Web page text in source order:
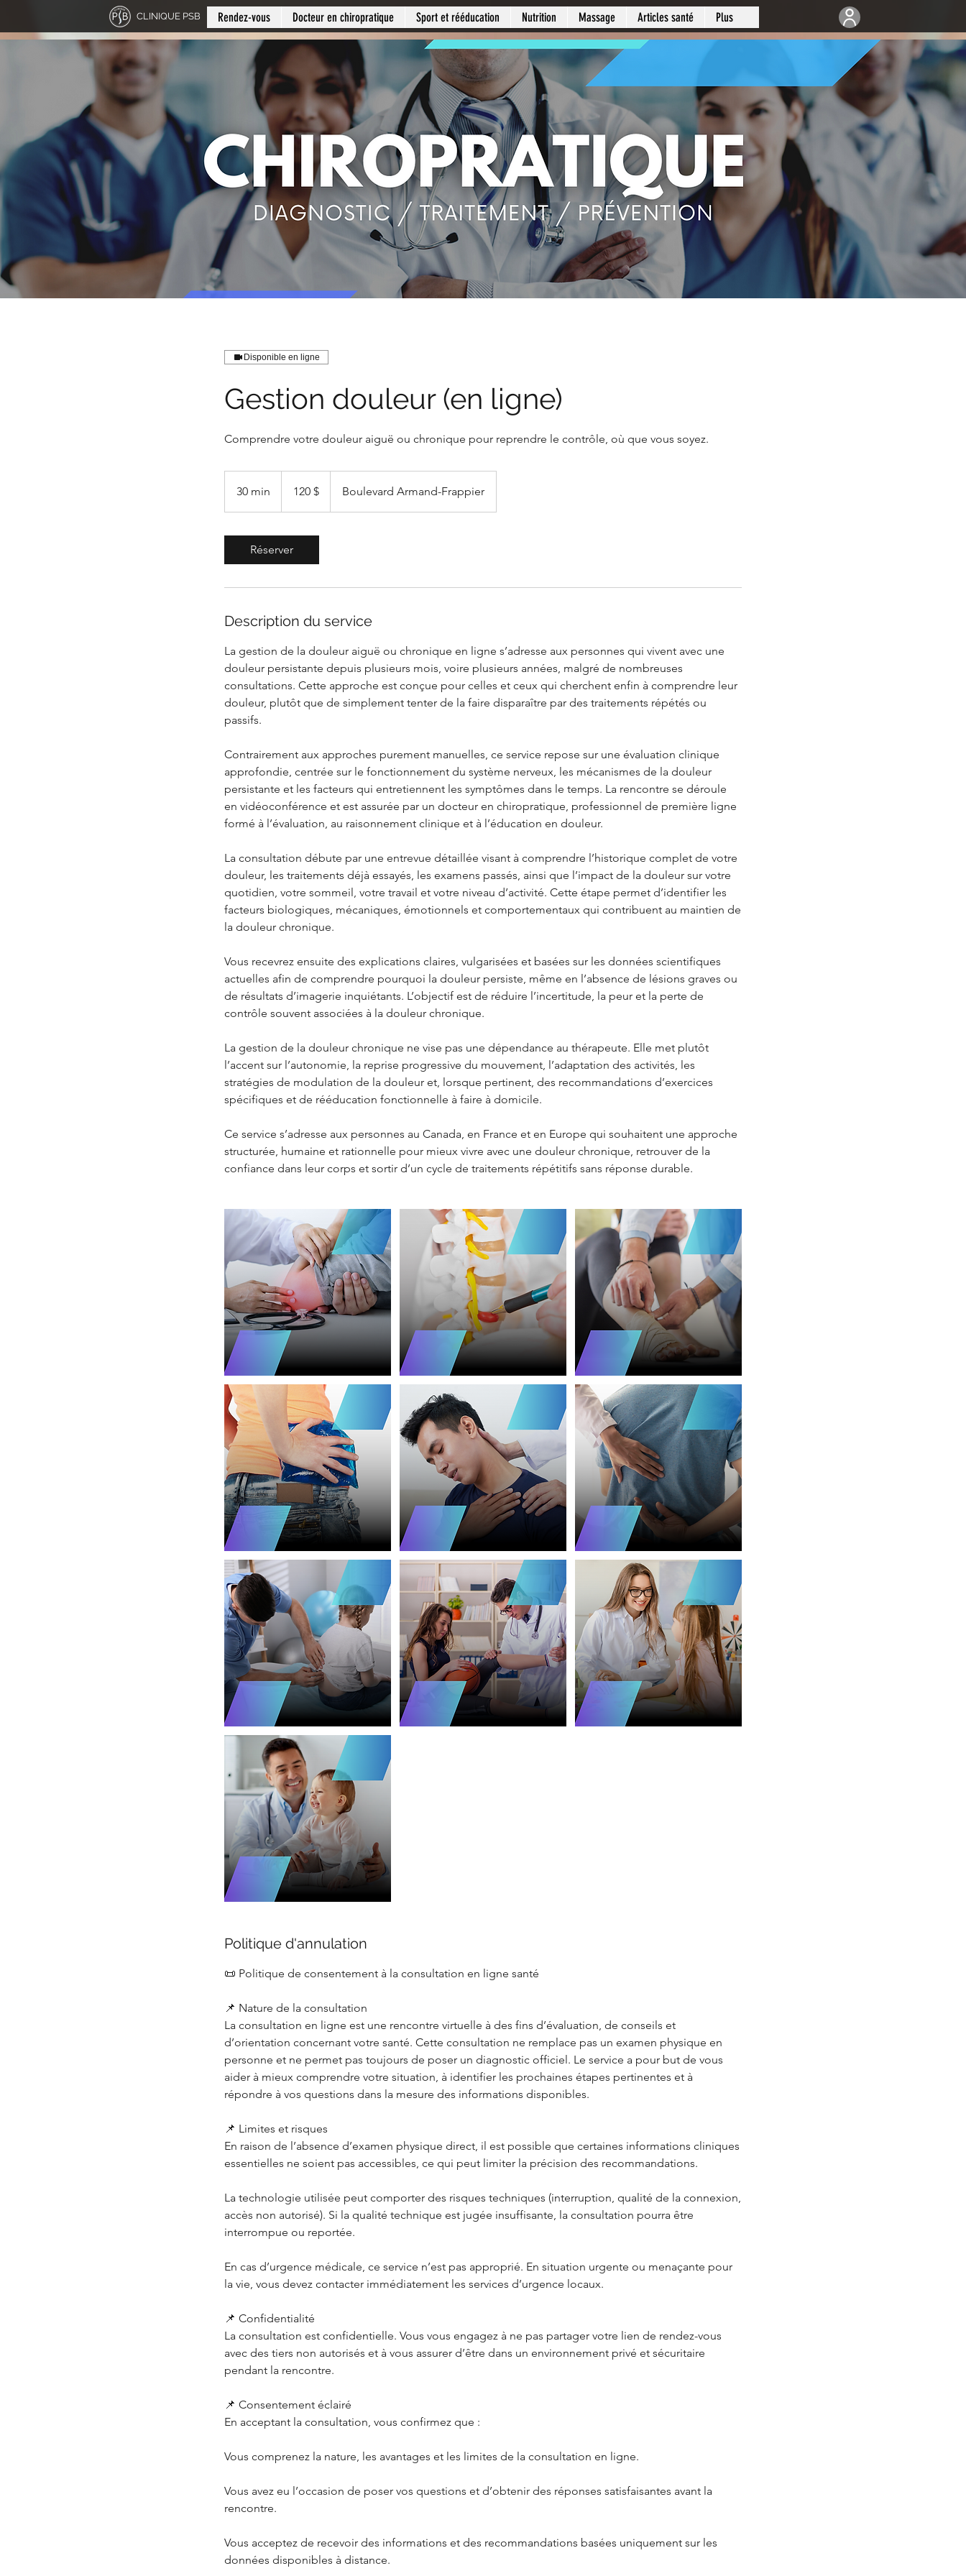
CLINIQUE PSB Rendez-vous Docteur en chiropratique Sport et rééducation Nutrition Massage Articles santé Plus
Disponible en ligne
Gestion douleur (en ligne)
Comprendre votre douleur aiguë ou chronique pour reprendre le contrôle, où que vous soyez.
30 min
0
120 $ Boulevard Armand-Frappier
Réserver
Description du service
La gestion de la douleur aiguë ou chronique en ligne s’adresse aux personnes qui vivent avec une
douleur persistante depuis plusieurs mois, voire plusieurs années, malgré de nombreuses
consultations. Cette approche est conçue pour celles et ceux qui cherchent enfin à comprendre leur
douleur, plutôt que de simplement tenter de la faire disparaître par des traitements répétés ou
passifs.
Contrairement aux approches purement manuelles, ce service repose sur une évaluation clinique
approfondie, centrée sur le fonctionnement du système nerveux, les mécanismes de la douleur
persistante et les facteurs qui entretiennent les symptômes dans le temps. La rencontre se déroule
en vidéoconférence et est assurée par un docteur en chiropratique, professionnel de première ligne
formé à l’évaluation, au raisonnement clinique et à l’éducation en douleur.
La consultation débute par une entrevue détaillée visant à comprendre l’historique complet de votre
douleur, les traitements déjà essayés, les examens passés, ainsi que l’impact de la douleur sur votre
quotidien, votre sommeil, votre travail et votre niveau d’activité. Cette étape permet d’identifier les
facteurs biologiques, mécaniques, émotionnels et comportementaux qui contribuent au maintien de
la douleur chronique.
Vous recevrez ensuite des explications claires, vulgarisées et basées sur les données scientifiques
actuelles afin de comprendre pourquoi la douleur persiste, même en l’absence de lésions graves ou
de résultats d’imagerie inquiétants. L’objectif est de réduire l’incertitude, la peur et la perte de
contrôle souvent associées à la douleur chronique.
La gestion de la douleur chronique ne vise pas une dépendance au thérapeute. Elle met plutôt
l’accent sur l’autonomie, la reprise progressive du mouvement, l’adaptation des activités, les
stratégies de modulation de la douleur et, lorsque pertinent, des recommandations d’exercices
spécifiques et de rééducation fonctionnelle à faire à domicile.
Ce service s’adresse aux personnes au Canada, en France et en Europe qui souhaitent une approche
structurée, humaine et rationnelle pour mieux vivre avec une douleur chronique, retrouver de la
confiance dans leur corps et sortir d’un cycle de traitements répétitifs sans réponse durable.
Politique d'annulation
📜 Politique de consentement à la consultation en ligne santé
📌 Nature de la consultation
La consultation en ligne est une rencontre virtuelle à des fins d’évaluation, de conseils et
d’orientation concernant votre santé. Cette consultation ne remplace pas un examen physique en
personne et ne permet pas toujours de poser un diagnostic officiel. Le service a pour but de vous
aider à mieux comprendre votre situation, à identifier les prochaines étapes pertinentes et à
répondre à vos questions dans la mesure des informations disponibles.
📌 Limites et risques
En raison de l’absence d’examen physique direct, il est possible que certaines informations cliniques
essentielles ne soient pas accessibles, ce qui peut limiter la précision des recommandations.
La technologie utilisée peut comporter des risques techniques (interruption, qualité de la connexion,
accès non autorisé). Si la qualité technique est jugée insuffisante, la consultation pourra être
interrompue ou reportée.
En cas d’urgence médicale, ce service n’est pas approprié. En situation urgente ou menaçante pour
la vie, vous devez contacter immédiatement les services d’urgence locaux.
📌 Confidentialité
La consultation est confidentielle. Vous vous engagez à ne pas partager votre lien de rendez-vous
avec des tiers non autorisés et à vous assurer d’être dans un environnement privé et sécuritaire
pendant la rencontre.
📌 Consentement éclairé
En acceptant la consultation, vous confirmez que :
Vous comprenez la nature, les avantages et les limites de la consultation en ligne.
Vous avez eu l’occasion de poser vos questions et d’obtenir des réponses satisfaisantes avant la
rencontre.
Vous acceptez de recevoir des informations et des recommandations basées uniquement sur les
données disponibles à distance.